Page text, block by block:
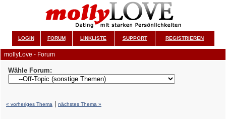
LOGIN FORUM LINKLISTE SUPPORT REGISTRIEREN
mollyLove - Forum
Wähle Forum:
« vorheriges Thema nächstes Thema »